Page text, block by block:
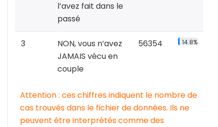
l’avez fait dans le
passé
3
NON, vous n’avez
JAMAIS vécu en
couple
56354 14.8%
Attention : ces chiffres indiquent le nombre de
cas trouvés dans le fichier de données. Ils ne
peuvent être interprétés comme des